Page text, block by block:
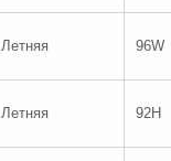
Летняя 96W
Летняя 92H